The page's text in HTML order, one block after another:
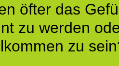
öfter das
zu werden
zu